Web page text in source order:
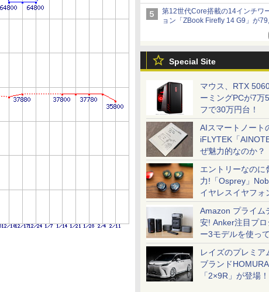
Keychronから
第12世代Core搭載の14インチワ
ョン「ZBook Firefly 14 G9」が
Special Site
マウス、RTX
ーミングPCが7万
フで30万円台！
AIスマートノート
iFLYTEK「
ぜ魅力的なのか？
エントリーなのに
力!「Osprey」
イヤレスイヤフォ
一気に聴く
Amazon プライム
安! Anker注目プロ
ー3モデルを使っ
レイズのプレミア
ブランド
「2×9R」が登場！